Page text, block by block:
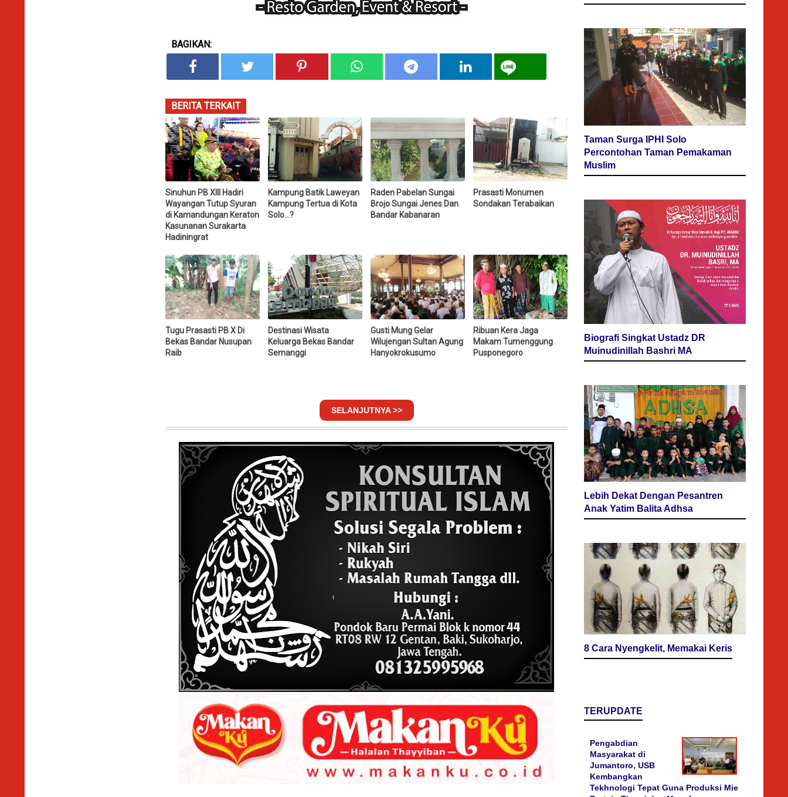
BAGIKAN:
BERITA TERKAIT
Sinuhun PB XIII Hadiri
Wayangan Tutup Syuran
di Kamandungan Keraton
Kasunanan Surakarta
Hadiningrat
Kampung Batik Laweyan
Kampung Tertua di Kota
Solo...?
Raden Pabelan Sungai
Brojo Sungai Jenes Dan
Bandar Kabanaran
Prasasti Monumen
Sondakan Terabaikan
Tugu Prasasti PB X Di
Bekas Bandar Nusupan
Raib
Destinasi Wisata
Keluarga Bekas Bandar
Semanggi
Gusti Mung Gelar
Wilujengan Sultan Agung
Hanyokrokusumo
Ribuan Kera Jaga
Makam Tumenggung
Pusponegoro
SELANJUTNYA >>
Taman Surga IPHI Solo
Percontohan Taman Pemakaman
Muslim
Biografi Singkat Ustadz DR
Muinudinillah Bashri MA
Lebih Dekat Dengan Pesantren
Anak Yatim Balita Adhsa
8 Cara Nyengkelit, Memakai Keris
TERUPDATE
Pengabdian
Masyarakat di
Jumantoro, USB
Kembangkan
Tekhnologi Tepat Guna Produksi Mie